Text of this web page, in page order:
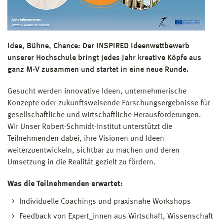
Idee, Bühne, Chance: Der INSPIRED Ideenwettbewerb
unserer Hochschule bringt jedes Jahr kreative Köpfe aus
ganz M-V zusammen und startet in eine neue Runde.
Gesucht werden innovative Ideen, unternehmerische
Konzepte oder zukunftsweisende Forschungsergebnisse für
gesellschaftliche und wirtschaftliche Herausforderungen.
Wir Unser Robert-Schmidt-Institut unterstützt die
Teilnehmenden dabei, ihre Visionen und Ideen
weiterzuentwickeln, sichtbar zu machen und deren
Umsetzung in die Realität gezielt zu fördern.
Was die Teilnehmenden erwartet:
Individuelle Coachings und praxisnahe Workshops
Feedback von Expert_innen aus Wirtschaft, Wissenschaft